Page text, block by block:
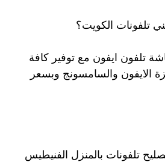
تلفونات الكويت؟
تلفون ايفون مع توفير كافة
الايفون والسامسونج وبسعر
تلفونات بالمنزل الفنيطيس